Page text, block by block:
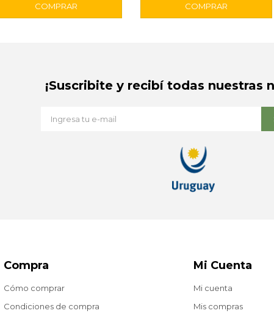
Compra
Cómo comprar
Condiciones de compra
Mi Cuenta
Mi cuenta
Mis compras
¡Suscribite y recibí todas nuestras